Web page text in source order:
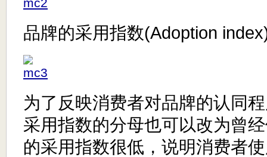
品牌的采用指数(Adoption
为了反映消费者对品牌的认同
采用指数的分母也可以改为曾
的采用指数很低，说明消费者